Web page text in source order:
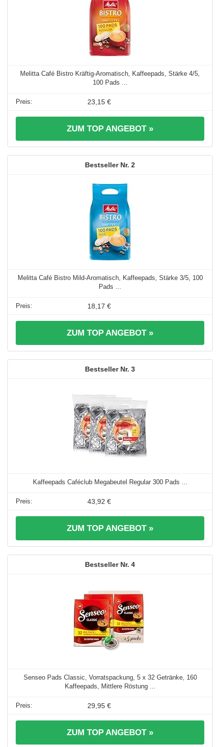
Melitta Café Bistro Kräftig-Aromatisch, Kaffeepads, Stärke 4/5,
100 Pads ...
23,15 €
ZUM TOP ANGEBOT »
2
Melitta Café Bistro Mild-Aromatisch, Kaffeepads, Stärke 3/5, 100
Pads ...
18,17 €
ZUM TOP ANGEBOT »
3
Kaffeepads Caféclub Megabeutel Regular 300 Pads ...
43,92 €
ZUM TOP ANGEBOT »
4
Senseo Pads Classic, Vorratspackung, 5 x 32 Getränke, 160
Kaffeepads, Mittlere Röstung ...
29,95 €
ZUM TOP ANGEBOT »